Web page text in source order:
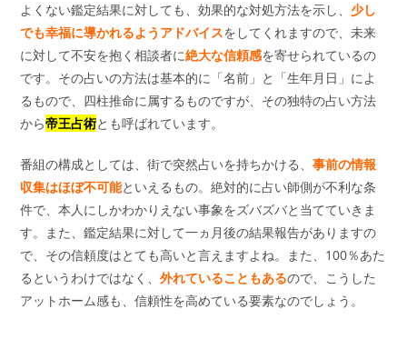
よくない鑑定結果に対しても、効果的な対処方法を示し、少し
でも幸福に導かれるようアドバイスをしてくれますので、未来
に対して不安を抱く相談者に絶大な信頼感を寄せられているの
です。その占いの方法は基本的に「名前」と「生年月日」によ
るもので、四柱推命に属するものですが、その独特の占い方法
から帝王占術とも呼ばれています。
番組の構成としては、街で突然占いを持ちかける、事前の情報
収集はほぼ不可能といえるもの。絶対的に占い師側が不利な条
件で、本人にしかわかりえない事象をズバズバと当てていきま
す。また、鑑定結果に対して一ヵ月後の結果報告がありますの
で、その信頼度はとても高いと言えますよね。また、100％あた
るというわけではなく、外れていることもあるので、こうした
アットホーム感も、信頼性を高めている要素なのでしょう。